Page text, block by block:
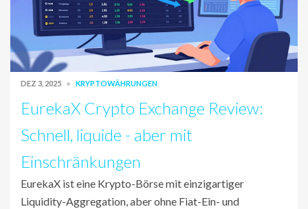
DEZ 3, 2025 KRYPTOWÄHRUNGEN
EurekaX Crypto Exchange Review:
Schnell, liquide - aber mit
Einschränkungen
EurekaX ist eine Krypto-Börse mit einzigartiger
Liquidity-Aggregation, aber ohne Fiat-Ein- und